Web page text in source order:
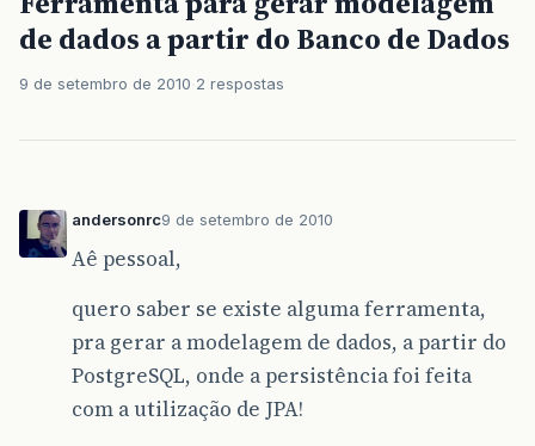
de dados a partir do Banco de Dados
9 de setembro de 2010 2 respostas
andersonrc9 de setembro de 2010
Aê pessoal,
quero saber se existe alguma ferramenta,
pra gerar a modelagem de dados, a partir do
PostgreSQL, onde a persistência foi feita
com a utilização de JPA!